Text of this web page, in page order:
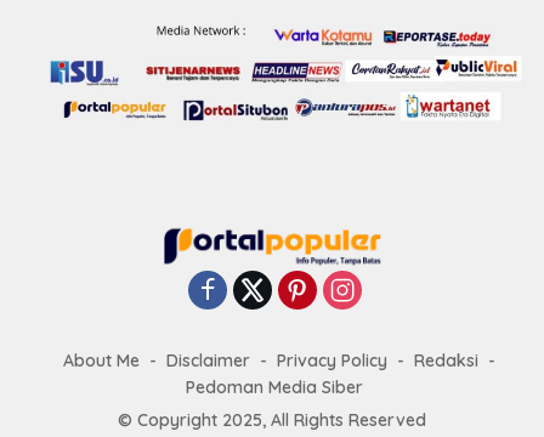
About Me Disclaimer Privacy Policy
Redaksi
Pedoman Media Siber
© Copyright 2025, All Rights Reserved